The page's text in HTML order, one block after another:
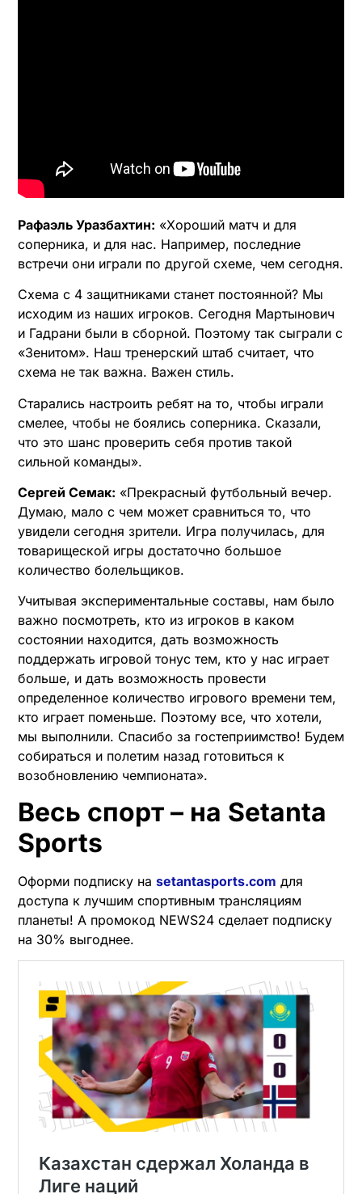
Рафаэль Уразбахтин: «Хороший матч и для
соперника, и для нас. Например, последние
встречи они играли по другой схеме, чем сегодня.
Схема с 4 защитниками станет постоянной? Мы
исходим из наших игроков. Сегодня Мартынович
и Гадрани были в сборной. Поэтому так сыграли с
«Зенитом». Наш тренерский штаб считает, что
схема не так важна. Важен стиль.
Старались настроить ребят на то, чтобы играли
смелее, чтобы не боялись соперника. Сказали,
что это шанс проверить себя против такой
сильной команды».
Сергей Семак: «Прекрасный футбольный вечер.
Думаю, мало с чем может сравниться то, что
увидели сегодня зрители. Игра получилась, для
товарищеской игры достаточно большое
количество болельщиков.
Учитывая экспериментальные составы, нам было
важно посмотреть, кто из игроков в каком
состоянии находится, дать возможность
поддержать игровой тонус тем, кто у нас играет
больше, и дать возможность провести
определенное количество игрового времени тем,
кто играет поменьше. Поэтому все, что хотели,
мы выполнили. Спасибо за гостеприимство! Будем
собираться и полетим назад готовиться к
возобновлению чемпионата».
Весь спорт – на Setanta
Sports
Оформи подписку на setantasports.com для
доступа к лучшим спортивным трансляциям
планеты! А промокод NEWS24 сделает подписку
на 30% выгоднее.